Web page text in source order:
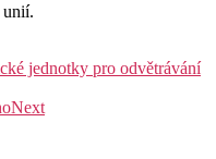
unií.
jednotky pro odvětrávání
Next